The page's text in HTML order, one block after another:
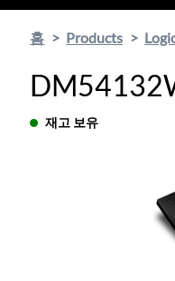
홈 Products
재고 보유